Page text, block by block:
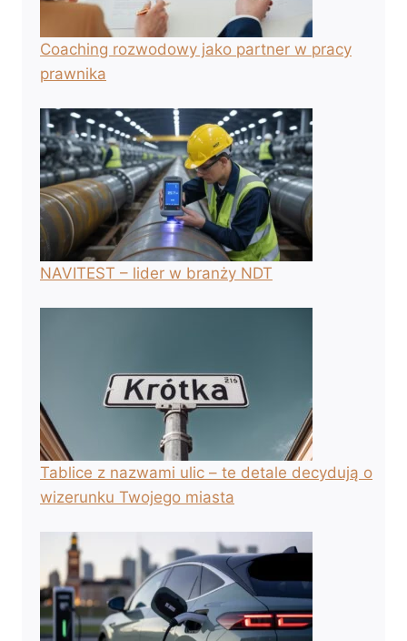
Coaching rozwodowy jako partner w pracy
prawnika
NAVITEST – lider w branży NDT
Tablice z nazwami ulic – te detale decydują o
wizerunku Twojego miasta